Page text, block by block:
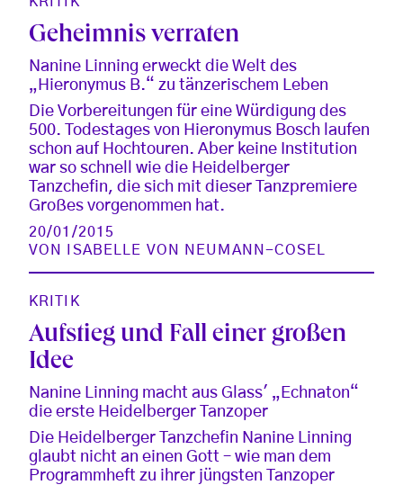
Geheimnis verraten
Nanine Linning erweckt die Welt des
„Hieronymus B.“ zu tänzerischem Leben
Die Vorbereitungen für eine Würdigung des
500. Todestages von Hieronymus Bosch laufen
schon auf Hochtouren. Aber keine Institution
war so schnell wie die Heidelberger
Tanzchefin, die sich mit dieser Tanzpremiere
Großes vorgenommen hat.
20/01/2015
VON
ISABELLE VON NEUMANN-COSEL
KRITIK
Aufstieg und Fall einer großen
Idee
Nanine Linning macht aus Glass' „Echnaton“
die erste Heidelberger Tanzoper
Die Heidelberger Tanzchefin Nanine Linning
glaubt nicht an einen Gott – wie man dem
Programmheft zu ihrer jüngsten Tanzoper